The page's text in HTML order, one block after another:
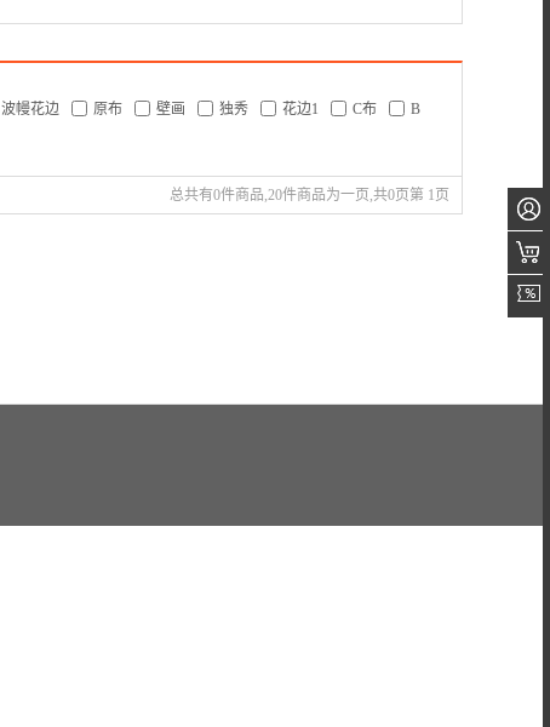
波幔花边 原布 壁画 独秀 花边1 C布
B
总共有0件商品,20件商品为一页,共0页第 1页